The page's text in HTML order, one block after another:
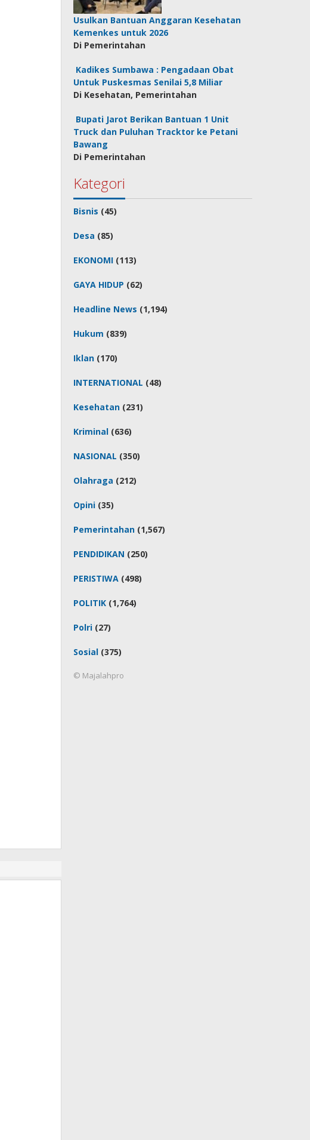
Usulkan Bantuan Anggaran Kesehatan
Kemenkes untuk 2026
Di Pemerintahan
Kadikes Sumbawa : Pengadaan Obat
Untuk Puskesmas Senilai 5,8 Miliar
Di Kesehatan, Pemerintahan
Bupati Jarot Berikan Bantuan 1 Unit
Truck dan Puluhan Tracktor ke Petani
Bawang
Di Pemerintahan
Kategori
Bisnis (45)
Desa (85)
EKONOMI (113)
GAYA HIDUP (62)
Headline News (1,194)
Hukum (839)
Iklan (170)
INTERNATIONAL (48)
Kesehatan (231)
Kriminal (636)
NASIONAL (350)
Olahraga (212)
Opini (35)
Pemerintahan (1,567)
PENDIDIKAN (250)
PERISTIWA (498)
POLITIK (1,764)
Polri (27)
Sosial (375)
© Majalahpro